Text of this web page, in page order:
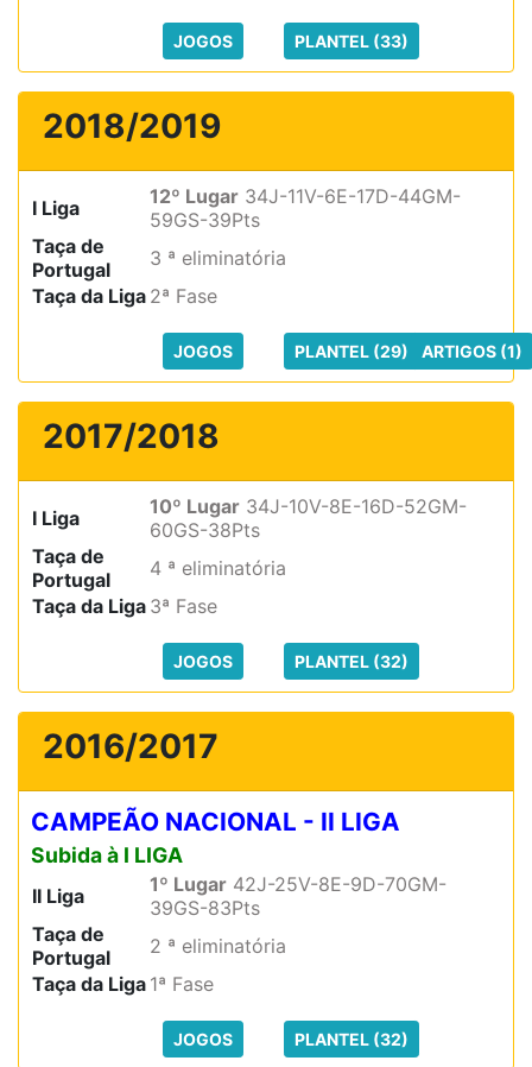
JOGOS PLANTEL (33)
2018/2019
I Liga 12º Lugar 34J-11V-6E-17D-44GM-
59GS-39Pts
Taça de
Portugal
3 ª eliminatória
Taça da Liga 2ª Fase
JOGOS PLANTEL (29) ARTIGOS (1)
2017/2018
I Liga 10º Lugar 34J-10V-8E-16D-52GM-
60GS-38Pts
Taça de
Portugal
4 ª eliminatória
Taça da Liga 3ª Fase
JOGOS PLANTEL (32)
2016/2017
CAMPEÃO NACIONAL - II LIGA
Subida à I LIGA
II Liga 1º Lugar 42J-25V-8E-9D-70GM-
39GS-83Pts
Taça de
Portugal
2 ª eliminatória
Taça da Liga 1ª Fase
JOGOS PLANTEL (32)